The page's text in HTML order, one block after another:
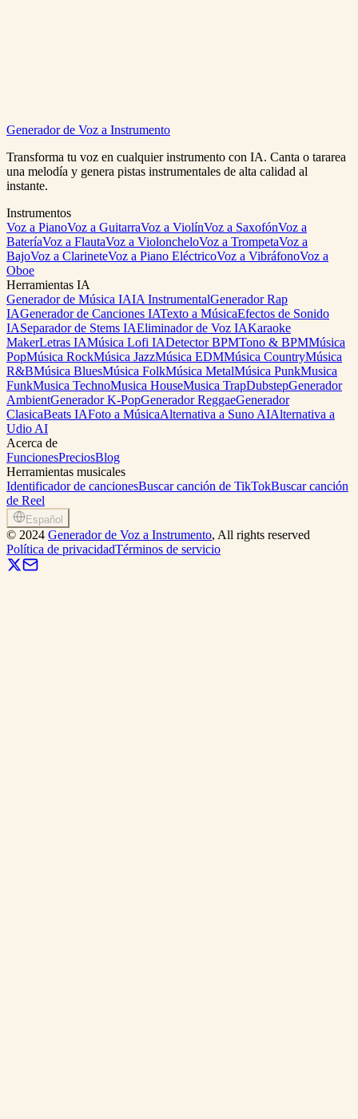
0:00/0:00
Generador de Voz a Instrumento
Transforma tu voz en cualquier instrumento con IA. Canta o tararea
una melodía y genera pistas instrumentales de alta calidad al
instante.
Instrumentos
Voz a PianoVoz a GuitarraVoz a ViolínVoz a SaxofónVoz a
BateríaVoz a FlautaVoz a VioloncheloVoz a TrompetaVoz a
BajoVoz a ClarineteVoz a Piano EléctricoVoz a VibráfonoVoz a
Oboe
Herramientas IA
Generador de Música IAIA InstrumentalGenerador Rap
IAGenerador de Canciones IATexto a MúsicaEfectos de Sonido
IASeparador de Stems IAEliminador de Voz IAKaraoke
MakerLetras IAMúsica Lofi IADetector BPMTono & BPMMúsica
PopMúsica RockMúsica JazzMúsica EDMMúsica CountryMúsica
R&BMúsica BluesMúsica FolkMúsica MetalMúsica PunkMusica
FunkMusica TechnoMusica HouseMusica TrapDubstepGenerador
AmbientGenerador K-PopGenerador ReggaeGenerador
ClasicaBeats IAFoto a MúsicaAlternativa a Suno AIAlternativa a
Udio AI
Acerca de
FuncionesPreciosBlog
Herramientas musicales
Identificador de cancionesBuscar canción de TikTokBuscar canción
de Reel
Español
© 2024 Generador de Voz a Instrumento, All rights reserved
Política de privacidadTérminos de servicio